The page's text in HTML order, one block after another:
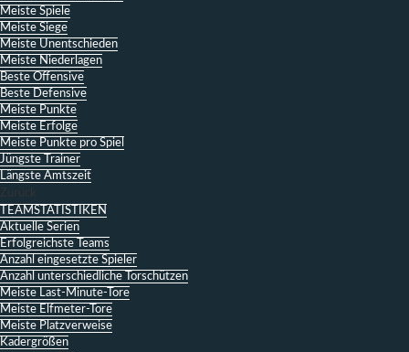
Meiste Spiele
Meiste Siege
Meiste Unentschieden
Meiste Niederlagen
Beste Offensive
Beste Defensive
Meiste Punkte
Meiste Erfolge
Meiste Punkte pro Spiel
Jüngste Trainer
Längste Amtszeit
Zurück
TEAMSTATISTIKEN
Aktuelle Serien
Erfolgreichste Teams
Anzahl eingesetzte Spieler
Anzahl unterschiedliche Torschützen
Meiste Last-Minute-Tore
Meiste Elfmeter-Tore
Meiste Platzverweise
Kadergrößen